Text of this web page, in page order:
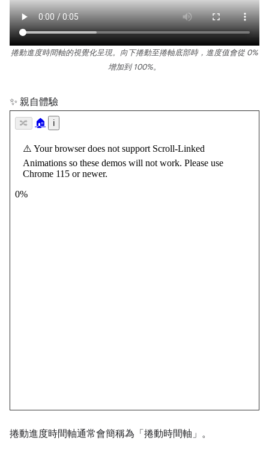
捲動進度時間軸的視覺化呈現。向下捲動至捲軸底部時，進度值會從 0%
增加到 100%。
✨ 親自體驗
捲動進度時間軸通常會簡稱為「捲動時間軸」。